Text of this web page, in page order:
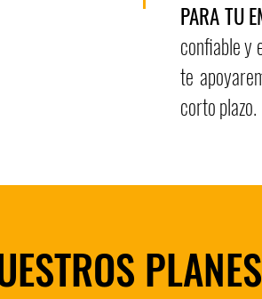
PARA TU
confiable y
te
corto plazo.